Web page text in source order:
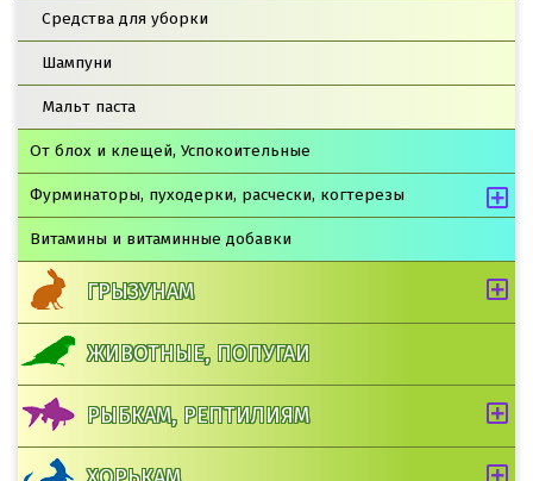
Средства для уборки
Шампуни
Мальт паста
От блох и клещей, Успокоительные
Фурминаторы, пуходерки, расчески, когтерезы
Витамины и витаминные добавки
ГРЫЗУНАМ
ЖИВОТНЫЕ, ПОПУГАИ
РЫБКАМ, РЕПТИЛИЯМ